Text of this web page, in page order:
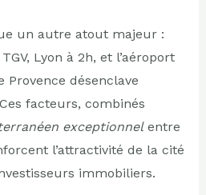
un autre atout majeur :
Lyon à 2h, et l’aéroport
Provence désenclave
facteurs, combinés
exceptionnelentre
l’attractivité de la cité
immobiliers.